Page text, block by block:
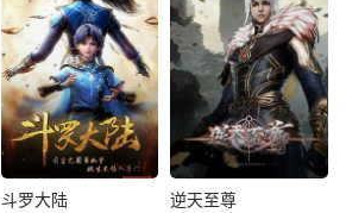
斗罗大陆 逆天至尊